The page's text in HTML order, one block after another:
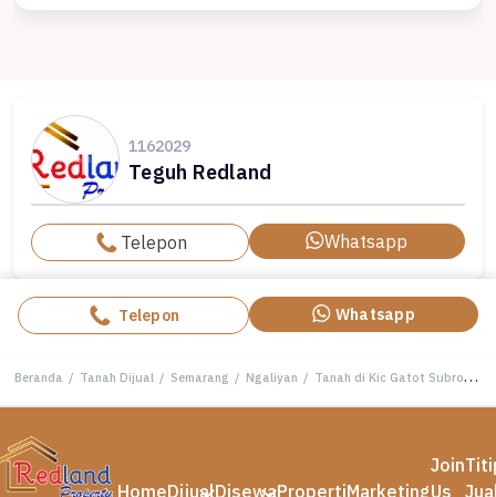
1162029
Teguh Redland
Telepon Whatsapp
Telepon Whatsapp
Beranda / Tanah Dijual / Semarang / Ngaliyan / Tanah di Kic Gatot Subroto , Semarang ( Jo 8517 )
HomeDijualDisewaPropertiMarketing
Join
Us